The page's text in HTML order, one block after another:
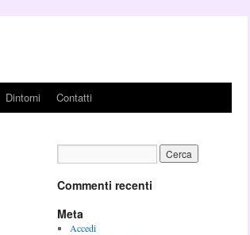
Dintorni Contatti
Commenti recenti
Meta
Accedi